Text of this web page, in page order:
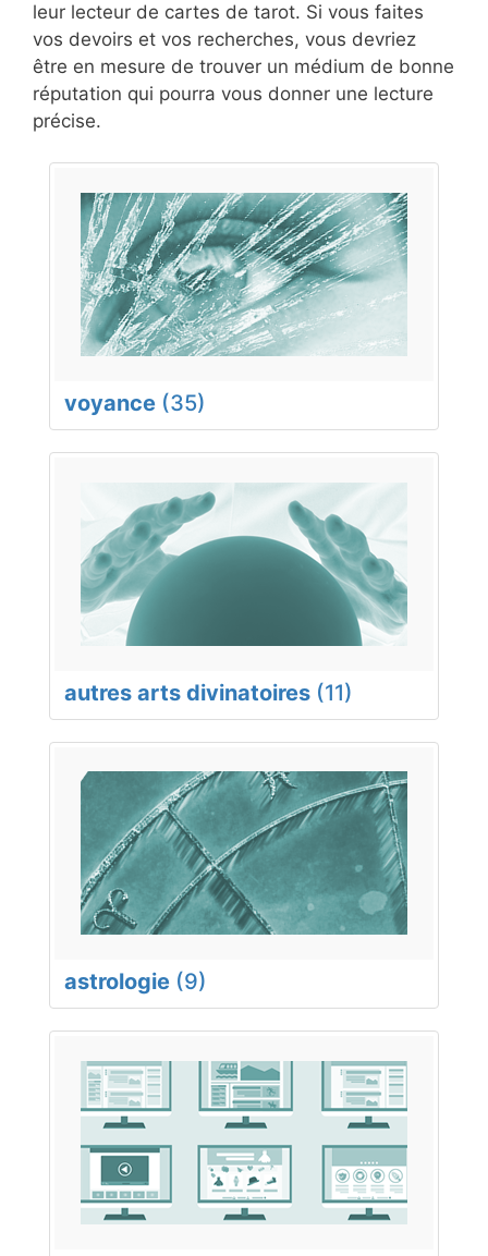
leur lecteur de cartes de tarot. Si vous faites
vos devoirs et vos recherches, vous devriez
être en mesure de trouver un médium de bonne
réputation qui pourra vous donner une lecture
précise.
voyance (35)
autres arts divinatoires (11)
astrologie (9)